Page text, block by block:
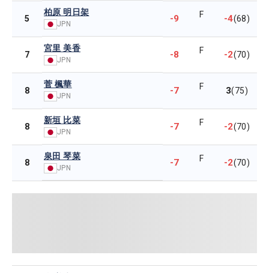
5
柏原 明日架
JPN -9 F -4(68)
7
宮里 美香
JPN -8 F -2(70)
8
菅 楓華
JPN -7 F 3(75)
8
新垣 比菜
JPN -7 F -2(70)
8
泉田 琴菜
JPN -7 F -2(70)